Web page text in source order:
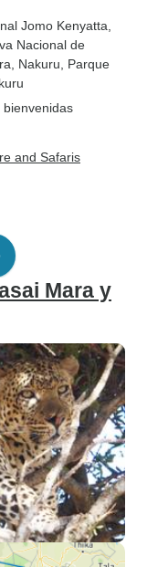
Jomo Kenyatta
Nacional de
, Nakuru , Parque
bienvenidas
and Safaris
Mara y